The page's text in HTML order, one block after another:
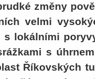
změny
velmi
s lokálními
s
Říkovských